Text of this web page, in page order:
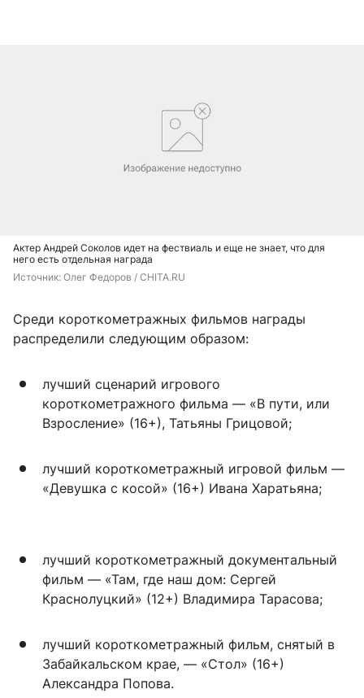
Актер Андрей Соколов идет на фествиаль и еще не знает, что для
него есть отдельная награда
Источник: Олег Федоров / CHITA.RU
Среди короткометражных фильмов награды
распределили следующим образом:
лучший сценарий игрового
короткометражного фильма — «В пути, или
Взросление» (16+), Татьяны Грицовой;
лучший короткометражный игровой фильм —
«Девушка с косой» (16+) Ивана Харатьяна;
лучший короткометражный документальный
фильм — «Там, где наш дом: Сергей
Краснолуцкий» (12+) Владимира Тарасова;
лучший короткометражный фильм, снятый в
Забайкальском крае, — «Стол» (16+)
Александра Попова.